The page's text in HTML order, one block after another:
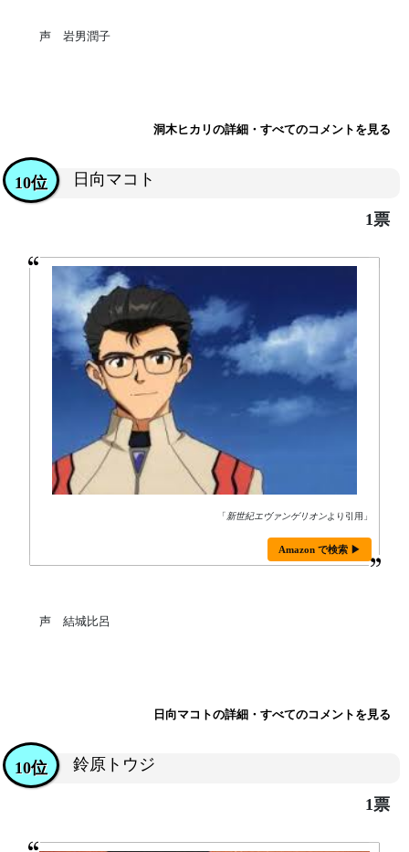
声 岩男潤子
洞木ヒカリの詳細・すべてのコメントを見る
日向マコト
10位
1票
「新世紀エヴァンゲリオンより引用」
Amazon で検索 ▶
声 結城比呂
日向マコトの詳細・すべてのコメントを見る
鈴原トウジ
10位
1票